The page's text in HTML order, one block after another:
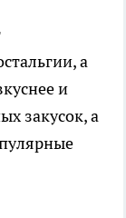
а
и
закусок, а